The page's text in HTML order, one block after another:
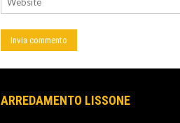
ARREDAMENTO LISSONE